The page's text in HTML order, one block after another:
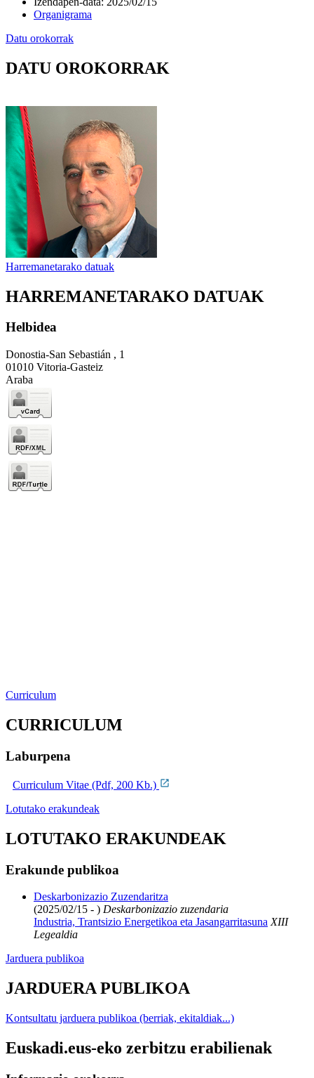
Organigrama
Datu orokorrak
DATU OROKORRAK
Harremanetarako datuak
HARREMANETARAKO DATUAK
Helbidea
Donostia-San Sebastián , 1
01010 Vitoria-Gasteiz
Araba
Curriculum
CURRICULUM
Laburpena
Curriculum Vitae (Pdf, 200 Kb.)
Lotutako erakundeak
LOTUTAKO ERAKUNDEAK
Erakunde publikoa
Deskarbonizazio Zuzendaritza
(2025/02/15 - ) Deskarbonizazio zuzendaria
Industria, Trantsizio Energetikoa eta Jasangarritasuna XIII
Legealdia
Jarduera publikoa
JARDUERA PUBLIKOA
Kontsultatu jarduera publikoa (berriak, ekitaldiak...)
Euskadi.eus-eko zerbitzu erabilienak